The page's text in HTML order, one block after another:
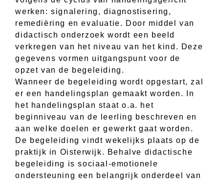
werken: signalering, diagnostisering,
remediëring en evaluatie. Door middel van
didactisch onderzoek wordt een beeld
verkregen van het niveau van het kind. Deze
gegevens vormen uitgangspunt voor de
opzet van de begeleiding.
Wanneer de begeleiding wordt opgestart, zal
er een handelingsplan gemaakt worden. In
het handelingsplan staat o.a. het
beginniveau van de leerling beschreven en
aan welke doelen er gewerkt gaat worden.
De begeleiding vindt wekelijks plaats op de
praktijk in Oisterwijk. Behalve didactische
begeleiding is sociaal-emotionele
ondersteuning een belangrijk onderdeel van